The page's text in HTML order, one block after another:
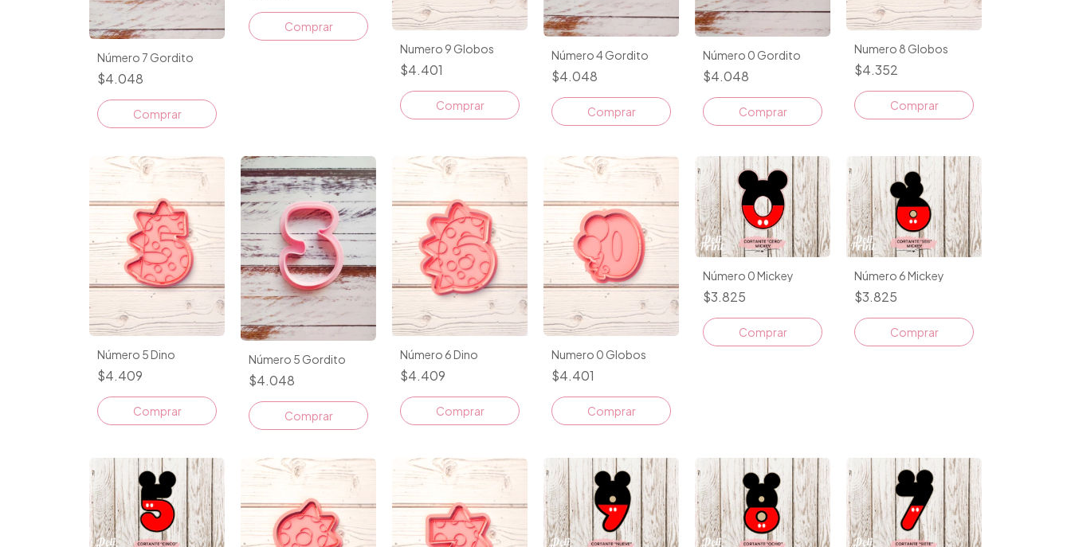
Número 7 Gordito
$4.048
Comprar
Numero 9 Globos
$4.401
Comprar
Número 4 Gordito
$4.048
Comprar
Número 0 Gordito
$4.048
Comprar
Numero 8 Globos
$4.352
Comprar
Número 5 Dino
$4.409
Comprar
Número 5 Gordito
$4.048
Comprar
Número 6 Dino
$4.409
Comprar
Numero 0 Globos
$4.401
Comprar
Número 0 Mickey
$3.825
Número 6 Mickey
$3.825